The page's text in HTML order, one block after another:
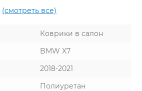
(смотреть все)
Коврики в салон
BMW X7
2018-2021
Полиуретан